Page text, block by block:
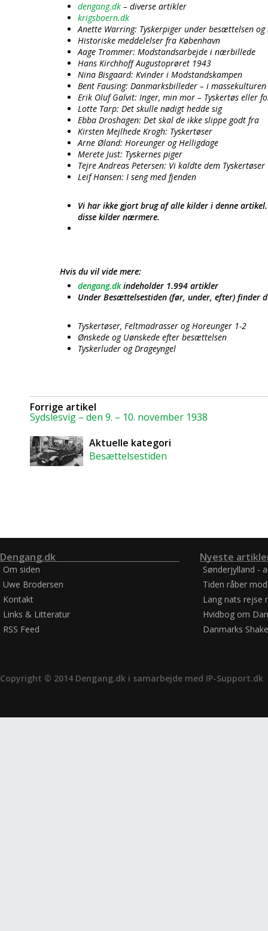
dengang.dk – diverse artikler
krigsboern.dk
Anette Warring: Tyskerpiger under besættelsen
Historiske meddelelser fra København
Aage Trommer: Modstandsarbejde i nærbillede
Hans Kirchhoff Augustoprøret 1943
Nina Bisgaard: Kvinder i Modstandskampen
Bent Fausing: Danmarksbilleder – i massekulturen
Erik Oluf Galvit: Inger, min mor – Tyskertøs eller
Lotte Tarp: Det skulle nødigt hedde sig
Ebba Droshagen: Det skal de ikke slippe godt fra
Kirsten Mejlhede Krogh: Tyskertøser
Arne Øland: Horeunger og Helligdage
Merete Just: Tyskernes piger
Tejre Andreas Petersen: Vi kaldte dem Tyskertøser
Leif Hansen: I seng med fjenden
Vi har ikke gjort brug af alle kilder i denne
disse kilder nærmere.
Hvis du vil vide mere:
dengang.dkindeholder 1.994 artikler
Under Besættelsestiden (før, under, efter) finder
Tyskertøser, Feltmadrasser og Horeunger 1-2
Ønskede og Uønskede efter besættelsen
Tyskerluder og Drageyngel
Forrige artikel
Sydslesvig – den 9. – 10. november 1938
Aktuelle kategori
Besættelsestiden
Dengang.dk
Om siden
Uwe Brodersen
Kontakt
Links & Litteratur
RSS Feed
Nyeste
Sønderjylland -
Tiden råber
Lang nats rejse
Hvidbog om
Danmarks
Copyright © 2014 Dengang.dk i samarbejde med IP-Support.dk